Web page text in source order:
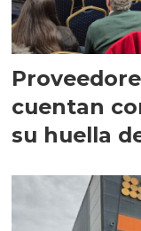
cuentan
su huella